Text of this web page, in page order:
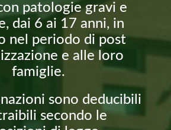
patologie gravi e
dai 6 ai 17 anni, in
nel periodo di post
e alle loro
famiglie.
sono deducibili
secondo le